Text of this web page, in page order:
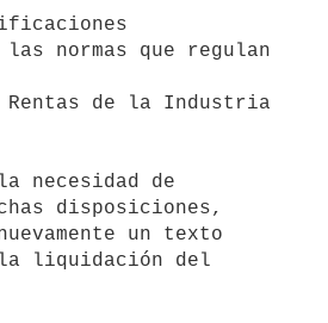
normas que regulan
Rentas de la Industria
necesidad de
disposiciones,
un texto
liquidación del